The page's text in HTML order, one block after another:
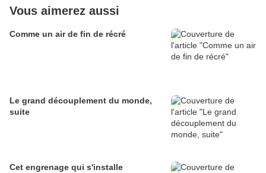
Vous aimerez aussi
Comme un air de fin de récré
Le grand découplement du monde,
suite
Cet engrenage qui s'installe